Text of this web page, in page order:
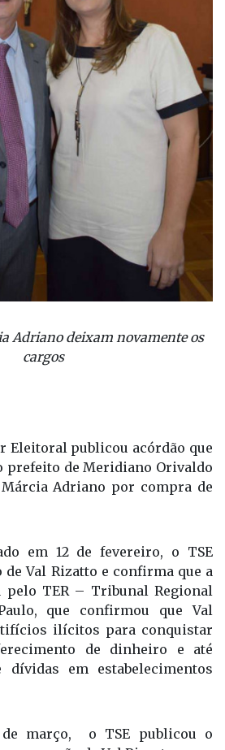
Adriano deixam novamente os
Eleitoral publicou acórdão que
prefeito de Meridiano Orivaldo
Adriano por compra de
em 12 de fevereiro, o TSE
de Val Rizatto e confirma que a
pelo TER – Tribunal Regional
que confirmou que Val
ilícitos para conquistar
de dinheiro e até
em estabelecimentos